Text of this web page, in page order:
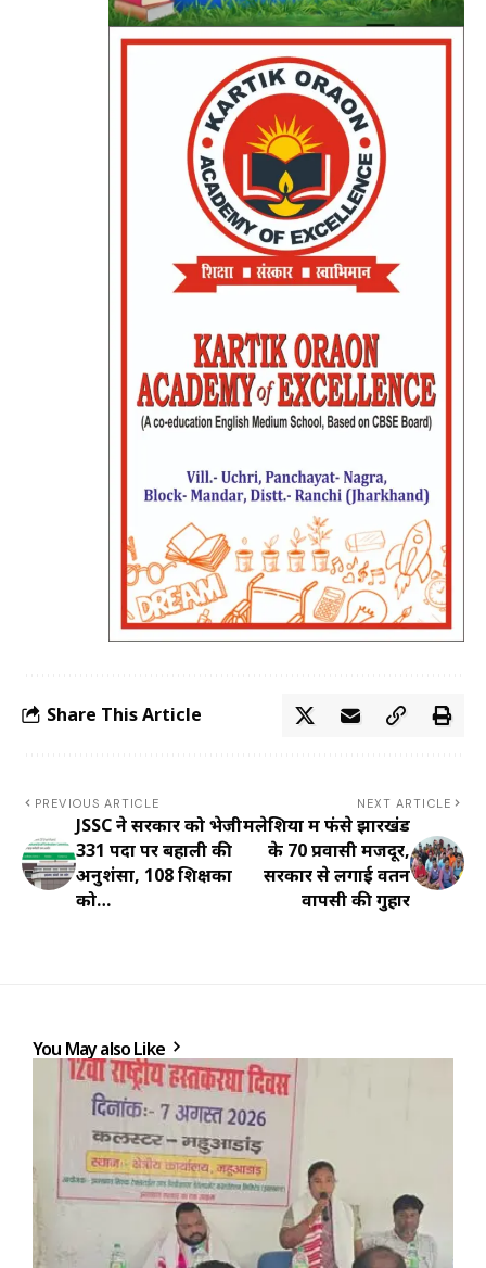
Share This Article
PREVIOUS ARTICLE
JSSC ने सरकार को भेजी
331 पदों पर बहाली की
अनुशंसा, 108 शिक्षकों
को…
NEXT ARTICLE
मलेशिया में फंसे झारखंड
के 70 प्रवासी मजदूर,
सरकार से लगाई वतन
वापसी की गुहार
You May also Like